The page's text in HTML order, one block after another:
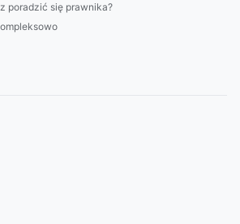
poradzić się prawnika?